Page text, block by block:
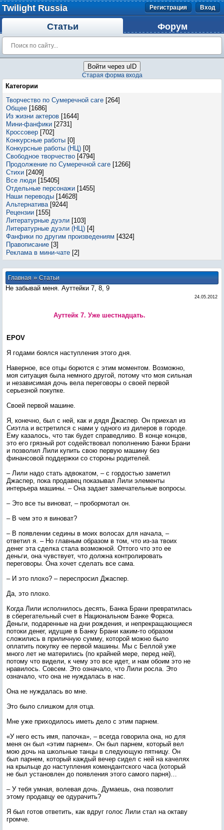
Twilight Russia Регистрация Вход
Статьи Форум
Войти через uID
Старая форма входа
Категории
Творчество по Сумеречной саге [264]
Общее [1686]
Из жизни актеров [1644]
Мини-фанфики [2731]
Кроссовер [702]
Конкурсные работы [0]
Конкурсные работы (НЦ) [0]
Свободное творчество [4794]
Продолжение по Сумеречной саге [1266]
Стихи [2409]
Все люди [15405]
Отдельные персонажи [1455]
Наши переводы [14628]
Альтернатива [9244]
Рецензии [155]
Литературные дуэли [103]
Литературные дуэли (НЦ) [4]
Фанфики по другим произведениям [4324]
Правописание [3]
Реклама в мини-чате [2]
Главная»Статьи
Не забывай меня. Ауттейки 7, 8, 9
24.05.2012
Ауттейк 7. Уже шестнадцать.
EPOV
Я годами боялся наступления этого дня.
Наверное, все отцы борются с этим моментом. Возможно,
моя ситуация была немного другой, потому что моя сильная
и независимая дочь вела переговоры о своей первой
серьезной покупке.
Своей первой машине.
Я, конечно, был с ней, как и дядя Джаспер. Он приехал из
Сиэтла и встретился с нами у одного из дилеров в городе.
Ему казалось, что так будет справедливо. В конце концов,
это его грязный рот содействовал пополнению Банки Брани
и позволил Лили купить свою первую машину без
финансовой поддержки со стороны родителей.
– Лили надо стать адвокатом, – с гордостью заметил
Джаспер, пока продавец показывал Лили элементы
интерьера машины. – Она задает замечательные вопросы.
– Это все ты виноват, – пробормотал он.
– В чем это я виноват?
– В появлении седины в моих волосах для начала, –
ответил я. – Но главным образом в том, что из-за твоих
денег эта сделка стала возможной. Оттого что это ее
деньги, она чувствует, что должна контролировать
переговоры. Она хочет сделать все сама.
– И это плохо? – переспросил Джаспер.
Да, это плохо.
Когда Лили исполнилось десять, Банка Брани превратилась
в сберегательный счет в Национальном Банке Форкса.
Деньги, подаренные на дни рождения, и непрекращающиеся
потоки денег, идущие в Банку Брани каким-то образом
сложились в приличную сумму, которой можно было
оплатить покупку ее первой машины. Мы с Беллой уже
много лет не матерились (по крайней мере, перед ней),
потому что видели, к чему это все идет, и нам обоим это не
нравилось. Совсем. Это означало, что Лили росла. Это
означало, что она не нуждалась в нас.
Она не нуждалась во мне.
Это было слишком для отца.
Мне уже приходилось иметь дело с этим парнем.
«У него есть имя, папочка», – всегда говорила она, но для
меня он был «этим парнем». Он был парнем, который вел
мою дочь на школьные танцы в следующую пятницу. Он
был парнем, который каждый вечер сидел с ней на качелях
на крыльце до наступления комендантского часа (который
не был установлен до появления этого самого парня)…
– У тебя умная, волевая дочь. Думаешь, она позволит
этому продавцу ее одурачить?
Я был готов ответить, как вдруг голос Лили стал на октаву
громче.